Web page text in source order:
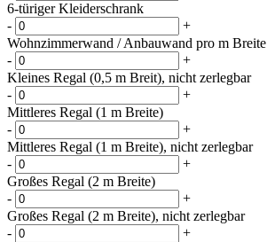
6-türiger Kleiderschrank
-
+
Wohnzimmerwand / Anbauwand pro m Breite
-
+
Kleines Regal (0,5 m Breit), nicht zerlegbar
-
+
Mittleres Regal (1 m Breite)
-
+
Mittleres Regal (1 m Breite), nicht zerlegbar
-
+
Großes Regal (2 m Breite)
-
+
Großes Regal (2 m Breite), nicht zerlegbar
-
+